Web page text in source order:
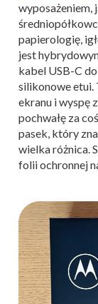
wyposażeniem,
papierologię,
jest
kabel USB-C
silikonowe etui.
ekranu i wyspę
pochwałę za
pasek, który
wielka różnica.
folii ochronnej